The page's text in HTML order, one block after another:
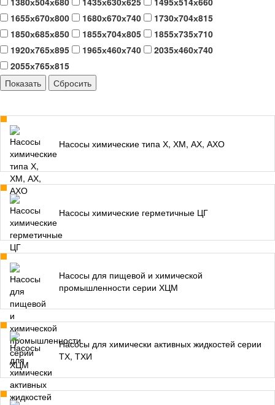
1655х670х800
1680х670х740
1730х704х815
1850х685х850
1855х704х805
1855х735х710
1920х765х895
1965х460х740
2035х460х740
2055х765х815
Насосы химические типа Х, ХМ, АХ, АХО
Насосы химические герметичные ЦГ
Насосы для пищевой и химической
промышленности серии ХЦМ
Насосы для химически активных жидкостей серии
ТХ, ТХИ